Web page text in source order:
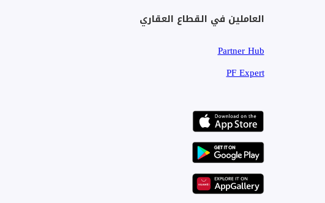
العاملين في القطاع العقاري
Partner Hub
PF Expert